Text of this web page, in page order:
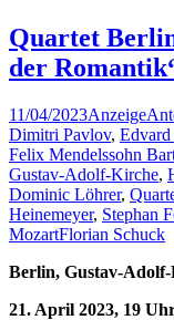
Quartet
der
11/04/2023Anzeige
Dimitri Pavlov,
Felix Mendelssohn
Gustav-Adolf-Kirche,
Dominic Löhrer,
Heinemeyer, Stephan
MozartFlorian Schuck
Berlin, Gustav-
21. April 2023, 19